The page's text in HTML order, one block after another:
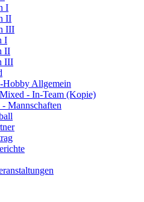
I
II
III
I
II
III
Hobby Allgemein
Mixed - In-Team (Kopie)
Mannschaften